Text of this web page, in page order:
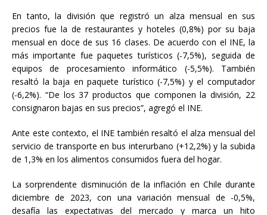
En tanto, la división que registró un alza mensual en sus
precios fue la de restaurantes y hoteles (0,8%) por su baja
mensual en doce de sus 16 clases. De acuerdo con el INE, la
más importante fue paquetes turísticos (-7,5%), seguida de
equipos de procesamiento informático (-5,5%). También
resaltó la baja en paquete turístico (-7,5%) y el computador
(-6,2%). “De los 37 productos que componen la división, 22
consignaron bajas en sus precios”, agregó el INE.
Ante este contexto, el INE también resaltó el alza mensual del
servicio de transporte en bus interurbano (+12,2%) y la subida
de 1,3% en los alimentos consumidos fuera del hogar.
La sorprendente disminución de la inflación en Chile durante
diciembre de 2023, con una variación mensual de -0,5%,
desafía las expectativas del mercado y marca un hito